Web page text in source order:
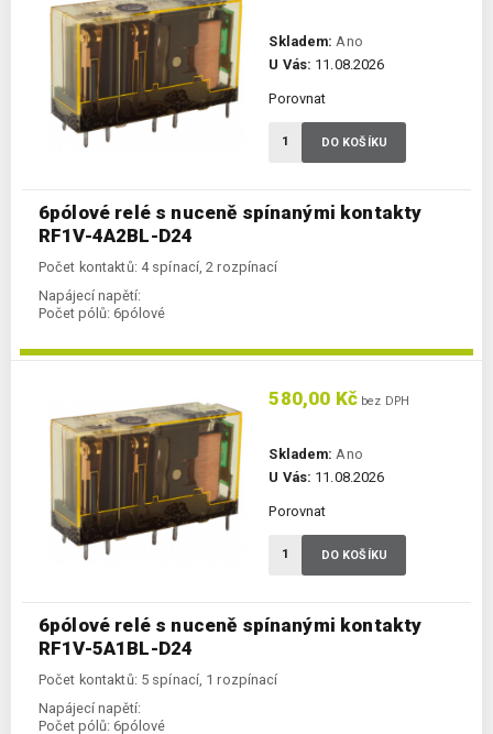
6pólové relé s nuceně spínanými kontakty
RF1V-4A2BL-D24
Počet kontaktů: 4 spínací, 2 rozpínací
Napájecí napětí:
Počet pólů: 6pólové
Skladem: Ano
U Vás: 11.08.2026
Porovnat
DO KOŠÍKU
6pólové relé s nuceně spínanými kontakty
RF1V-5A1BL-D24
Počet kontaktů: 5 spínací, 1 rozpínací
Napájecí napětí:
Počet pólů: 6pólové
580,00 Kč bez DPH
Skladem: Ano
U Vás: 11.08.2026
Porovnat
DO KOŠÍKU